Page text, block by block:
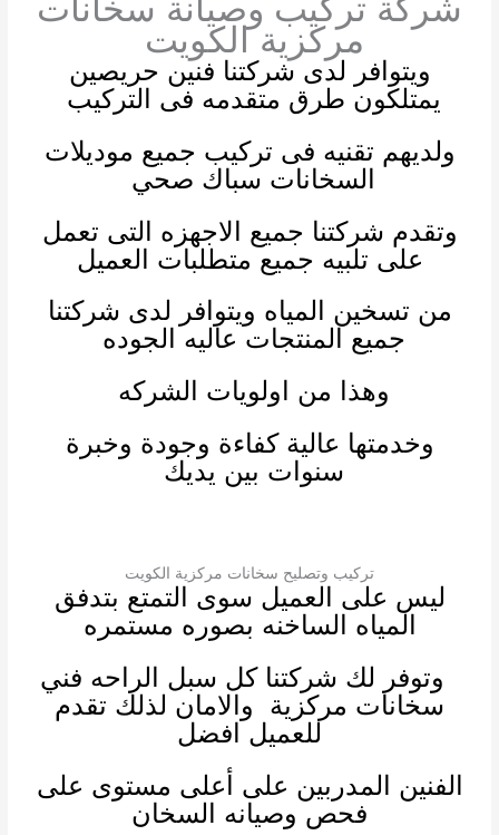
مركزية الكويت
ويتوافر لدى شركتنا فنين حريصين
يمتلكون طرق متقدمه فى التركيب
ولديهم تقنيه فى تركيب جميع موديلات
السخانات سباك صحي
وتقدم شركتنا جميع الاجهزه التى تعمل
على تلبيه جميع متطلبات العميل
من تسخين المياه ويتوافر لدى شركتنا
جميع المنتجات عاليه الجوده
وهذا من اولويات الشركه
وخدمتها عالية كفاءة وجودة وخبرة
سنوات بين يديك
تركيب وتصليح سخانات مركزية الكويت
ليس على العميل سوى التمتع بتدفق
المياه الساخنه بصوره مستمره
وتوفر لك شركتنا كل سبل الراحه فني
سخانات مركزية والامان لذلك تقدم
للعميل افضل
الفنين المدربين على أعلى مستوى على
فحص وصيانه السخان